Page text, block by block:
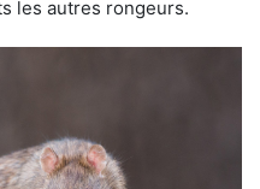
les autres rongeurs.